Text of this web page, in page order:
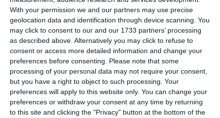
With your permission we and our partners may use precise
geolocation data and identification through device scanning. You
may click to consent to our and our 1733 partners’ processing
as described above. Alternatively you may click to refuse to
consent or access more detailed information and change your
preferences before consenting. Please note that some
processing of your personal data may not require your consent,
but you have a right to object to such processing. Your
preferences will apply to this website only. You can change your
preferences or withdraw your consent at any time by returning
to this site and clicking the "Privacy" button at the bottom of the